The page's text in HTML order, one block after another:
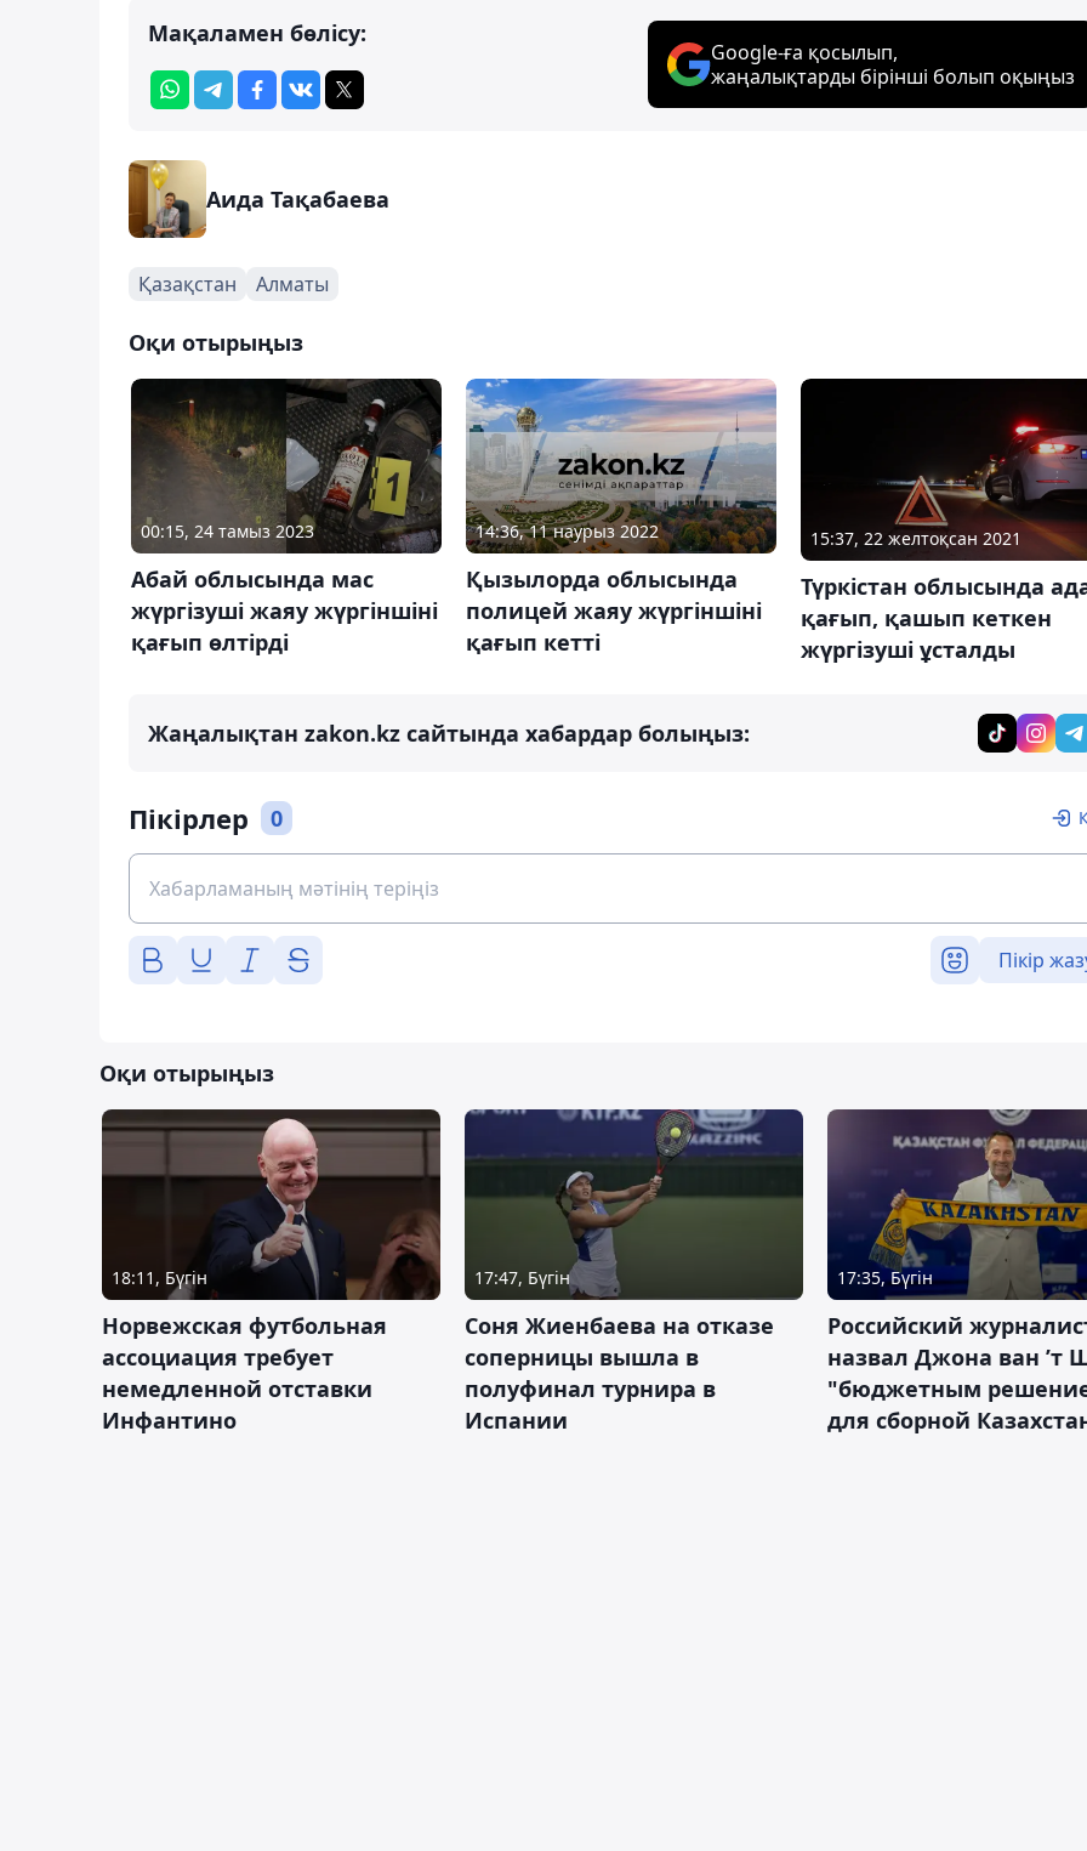
Мақаламен бөлісу:
Google-ға қосылып,
жаңалықтарды бірінші болып оқыңыз
Аида Тақабаева
Қазақстан Алматы
Оқи отырыңыз
00:15, 24 тамыз 2023
Абай облысында мас
жүргізуші жаяу жүргіншіні
қағып өлтірді
14:36, 11 наурыз 2022
Қызылорда облысында
полицей жаяу жүргіншіні
қағып кетті
15:37, 22 желтоқсан 2021
Түркістан облысында
қағып, қашып кеткен
жүргізуші ұсталды
Жаңалықтан zakon.kz сайтында хабардар болыңыз:
Пікірлер 0
Пікір
Оқи отырыңыз
18:11, Бүгін
Норвежская футбольная
ассоциация требует
немедленной отставки
Инфантино
17:47, Бүгін
Соня Жиенбаева на отказе
соперницы вышла в
полуфинал турнира в
Испании
17:35, Бүгін
Российский
назвал Джона ван ’т
"бюджетным
для сборной